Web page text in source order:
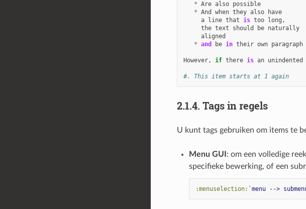
* Are also possible
* And when they also
have
a
line that is too long ,
the text should be naturally
aligned
* and be in their own paragraph
However, if there is an unindented
#. This item starts at 1 again
2.1.4. Tags in regels
U kunt tags gebruiken om items te
Menu GUI : om een volledige
specifieke bewerking, of een
:menuselection: `menu -->